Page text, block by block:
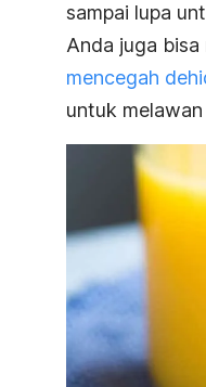
sampai lupa
Anda juga bisa
mencegah
untuk